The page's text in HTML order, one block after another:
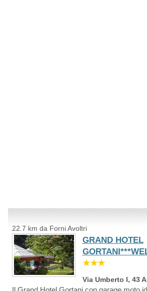
22.7 km da Forni Avoltri
GRAND HOTEL
★★★
Via Umberto I, 43